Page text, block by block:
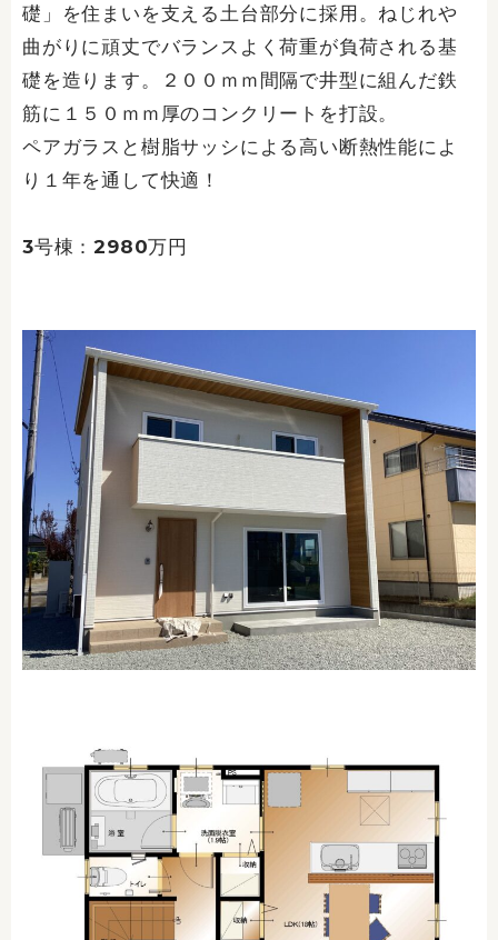
礎」を住まいを支える土台部分に採用。ねじれや
曲がりに頑丈でバランスよく荷重が負荷される基
礎を造ります。２００ｍｍ間隔で井型に組んだ鉄
筋に１５０ｍｍ厚のコンクリートを打設。
ペアガラスと樹脂サッシによる高い断熱性能によ
り１年を通して快適！
3号棟：2980万円